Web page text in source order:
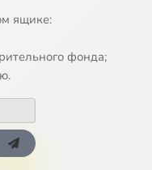
ящике:
фонда;